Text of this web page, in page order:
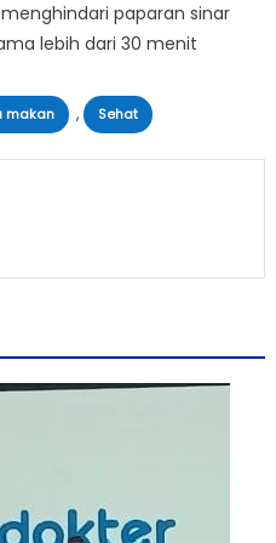
paparan sinar
lebih dari 30 menit
makan , Sehat